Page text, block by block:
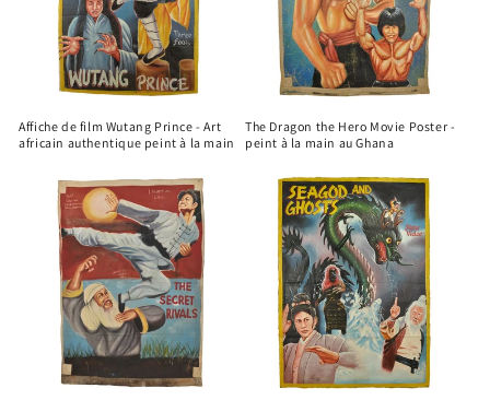
Affiche de film Wutang Prince - Art
africain authentique peint à la main
The Dragon the Hero Movie Poster -
peint à la main au Ghana